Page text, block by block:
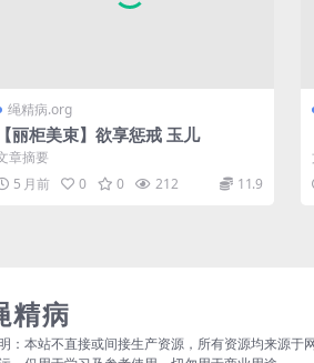
绳精病.org
【丽柜美束】欲享惩戒 玉儿
章摘要
5 月前
0 0 212 11.9
精病
：本站不直接或间接生产资源，所有资源均来源于网